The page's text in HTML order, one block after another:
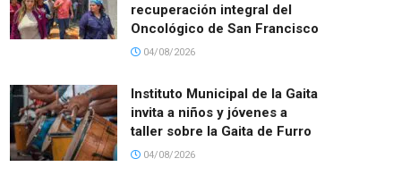
recuperación integral del
Oncológico de San Francisco
04/08/2026
Instituto Municipal de la Gaita
invita a niños y jóvenes a
taller sobre la Gaita de Furro
04/08/2026